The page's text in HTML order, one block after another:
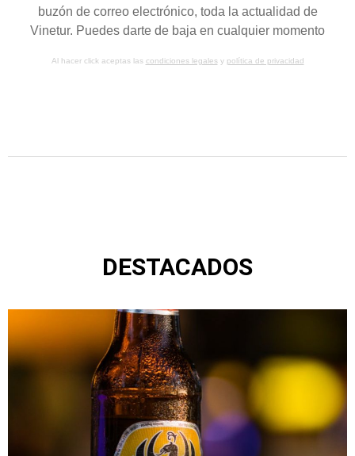
buzón de correo electrónico, toda la actualidad de
Vinetur. Puedes darte de baja en cualquier momento
Al hacer click aceptas las condiciones legalesy política de privacidad
DESTACADOS